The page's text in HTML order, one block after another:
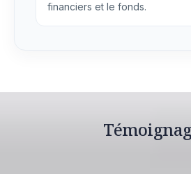
financiers et le fonds.